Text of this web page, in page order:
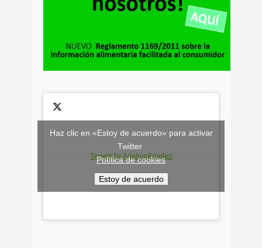
Tweets by AdehonEmpleo
Haz clic en «Estoy de acuerdo» para activar
Twitter
Política de cookies
Estoy de acuerdo